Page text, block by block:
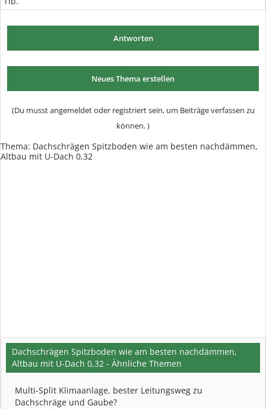
Antworten
Neues Thema erstellen
(Du musst angemeldet oder registriert sein, um Beiträge verfassen zu
können. )
Thema: Dachschrägen Spitzboden wie am besten nachdämmen,
Altbau mit U-Dach 0,32
Dachschrägen Spitzboden wie am besten nachdämmen,
Altbau mit U-Dach 0,32 - Ähnliche Themen
Multi-Split Klimaanlage, bester Leitungsweg zu
Dachschräge und Gaube?